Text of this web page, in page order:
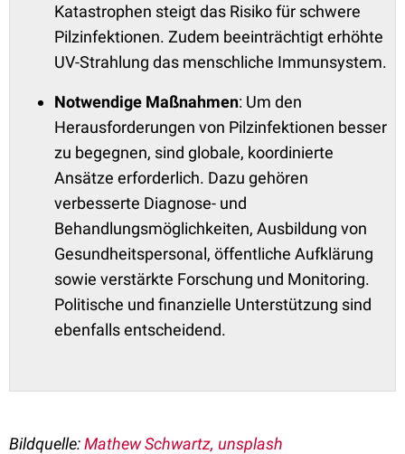
Katastrophen steigt das Risiko für schwere
Pilzinfektionen. Zudem beeinträchtigt erhöhte
UV-Strahlung das menschliche Immunsystem.
Notwendige Maßnahmen: Um den
Herausforderungen von Pilzinfektionen besser
zu begegnen, sind globale, koordinierte
Ansätze erforderlich. Dazu gehören
verbesserte Diagnose- und
Behandlungsmöglichkeiten, Ausbildung von
Gesundheitspersonal, öffentliche Aufklärung
sowie verstärkte Forschung und Monitoring.
Politische und finanzielle Unterstützung sind
ebenfalls entscheidend.
Bildquelle:Mathew Schwartz, unsplash